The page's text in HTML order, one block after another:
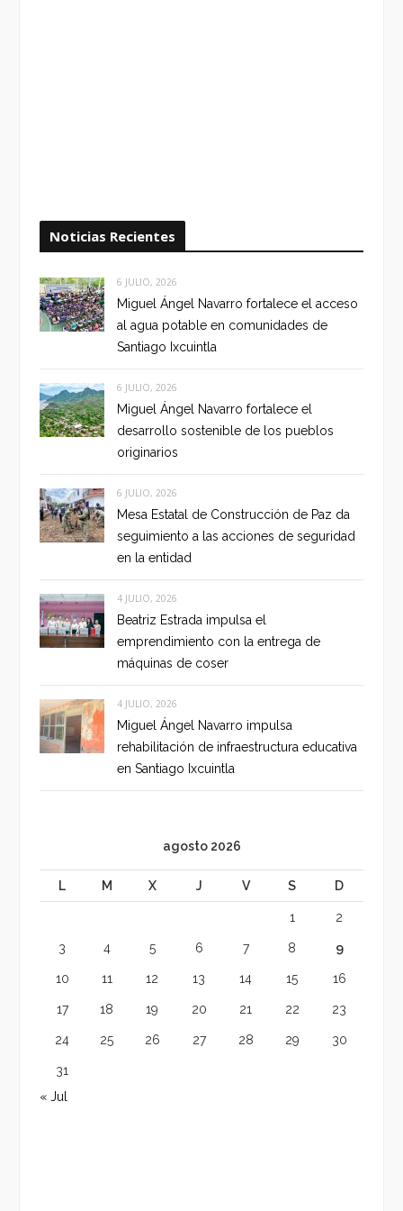
Noticias Recientes
6 JULIO, 2026
Miguel Ángel Navarro fortalece el acceso
al agua potable en comunidades de
Santiago Ixcuintla
6 JULIO, 2026
Miguel Ángel Navarro fortalece el
desarrollo sostenible de los pueblos
originarios
6 JULIO, 2026
Mesa Estatal de Construcción de Paz da
seguimiento a las acciones de seguridad
en la entidad
4 JULIO, 2026
Beatriz Estrada impulsa el
emprendimiento con la entrega de
máquinas de coser
4 JULIO, 2026
Miguel Ángel Navarro impulsa
rehabilitación de infraestructura educativa
en Santiago Ixcuintla
agosto 2026
L M X J V S D
1 2
3 4 5 6 7 8 9
10 11 12 13 14 15 16
17 18 19 20 21 22 23
24 25 26 27 28 29 30
31
« Jul